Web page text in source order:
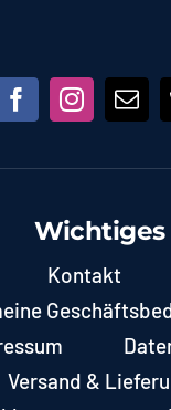
Wichtiges
Kontakt
Versand &